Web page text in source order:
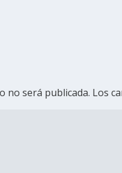
no será publicada. Los